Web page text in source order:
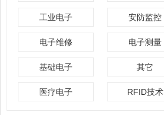
工业电子 安防监控
电子维修 电子测量
基础电子 其它
医疗电子 RFID技术